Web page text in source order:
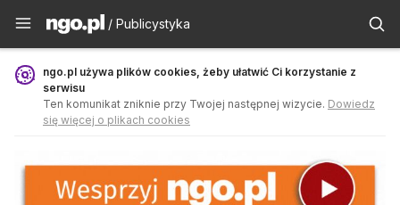
Publicystyka - ngo.pl
/ Publicystyka
ngo.pl używa plików cookies, żeby ułatwić Ci korzystanie z
serwisu
Ten komunikat zniknie przy Twojej następnej wizycie. Dowiedz
się więcej o plikach cookies